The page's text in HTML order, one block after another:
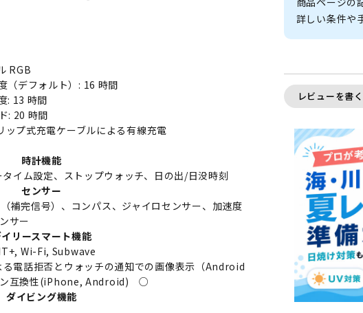
RGB
（デフォルト）: 16 時間
: 13 時間
: 20 時間
プ式充電ケーブルによる有線充電
時計機能
イム設定、ストップウォッチ、日の出/日没時刻
センサー
補完信号）、コンパス、ジャイロセンサー、加速度
サー
リースマート機能
Wi-Fi, Subwave
電話拒否とウォッチの通知での画像表示（Android
ン互換性(iPhone, Android) ○
ダイビング機能
詳しい条件や
レビューを書く